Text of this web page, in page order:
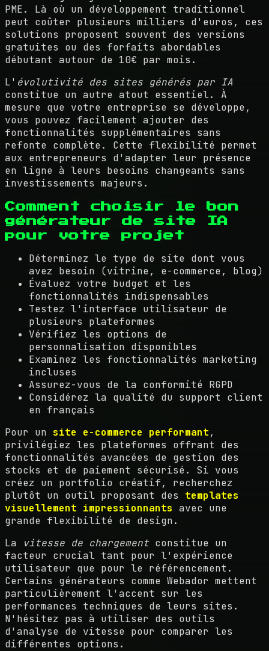
PME. Là où un développement traditionnel
peut coûter plusieurs milliers d'euros, ces
solutions proposent souvent des versions
gratuites ou des forfaits abordables
débutant autour de 10€ par mois.
L' évolutivité des sites générés par IA
constitue un autre atout essentiel. À
mesure que votre entreprise se développe,
vous pouvez facilement ajouter des
fonctionnalités supplémentaires sans
refonte complète. Cette flexibilité permet
aux entrepreneurs d'adapter leur présence
en ligne à leurs besoins changeants sans
investissements majeurs.
Comment choisir le bon
générateur de site IA
pour votre projet
Déterminez le type de site dont vous
avez besoin (vitrine, e-commerce, blog)
Évaluez votre budget et les
fonctionnalités indispensables
Testez l'interface utilisateur de
plusieurs plateformes
Vérifiez les options de
personnalisation disponibles
Examinez les fonctionnalités marketing
incluses
Assurez-vous de la conformité RGPD
Considérez la qualité du support client
en français
Pour un site e-commerce performant,
privilégiez les plateformes offrant des
fonctionnalités avancées de gestion des
stocks et de paiement sécurisé. Si vous
créez un portfolio créatif, recherchez
plutôt un outil proposant des templates
visuellement impressionnants avec une
grande flexibilité de design.
La
vitesse de chargementconstitue un
facteur crucial tant pour l'expérience
utilisateur que pour le référencement.
Certains générateurs comme Webador mettent
particulièrement l'accent sur les
performances techniques de leurs sites.
N'hésitez pas à utiliser des outils
d'analyse de vitesse pour comparer les
différentes options.